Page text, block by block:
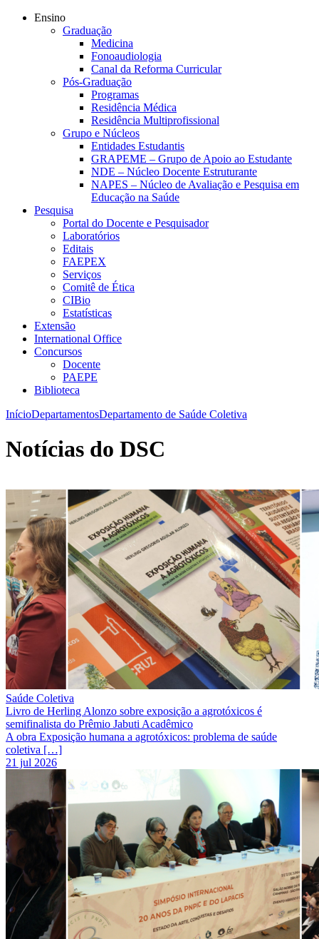
Ensino
Graduação
Medicina
Fonoaudiologia
Canal da Reforma Curricular
Pós-Graduação
Programas
Residência Médica
Residência Multiprofissional
Grupo e Núcleos
Entidades Estudantis
GRAPEME – Grupo de Apoio ao Estudante
NDE – Núcleo Docente Estruturante
NAPES – Núcleo de Avaliação e Pesquisa em
Educação na Saúde
Pesquisa
Portal do Docente e Pesquisador
Laboratórios
Editais
FAEPEX
Serviços
Comitê de Ética
CIBio
Estatísticas
Extensão
International Office
Concursos
Docente
PAEPE
Biblioteca
InícioDepartamentosDepartamento de Saúde Coletiva
Notícias do DSC
Saúde Coletiva
Livro de Herling Alonzo sobre exposição a agrotóxicos é
semifinalista do Prêmio Jabuti Acadêmico
A obra Exposição humana a agrotóxicos: problema de saúde
coletiva […]
21 jul 2026